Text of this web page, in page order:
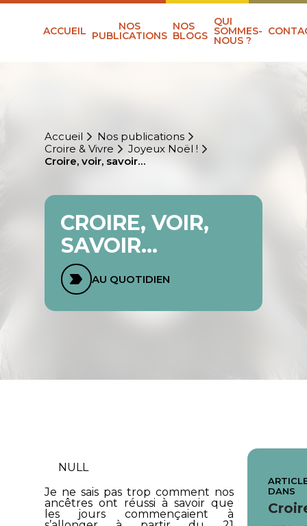
ACCUEIL NOS
PUBLICATIONS
NOS
BLOGS
QUI
SOMMES-
NOUS ?
Accueil
Nos publications
Croire & Vivre
Joyeux Noël !
Croire, voir, savoir…
CROIRE, VOIR,
SAVOIR…
AU QUOTIDIEN
NULL
Je ne sais pas trop comment nos
ancêtres ont réussi à savoir que
les jours commençaient à
DANS